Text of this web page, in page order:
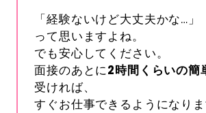
「経験ないけど大丈夫かな…」
って思いますよね。
でも安心してください。
面接のあとに2時間くらいの簡
受ければ、
すぐお仕事できるようになりま